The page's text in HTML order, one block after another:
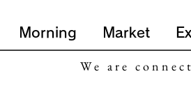
Morning Market
W e a r e c o n n e